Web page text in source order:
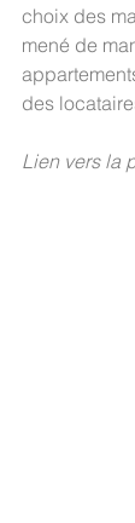
choix des
mené de
des
Lien vers la